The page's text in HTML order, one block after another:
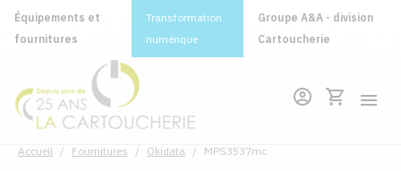
Équipements et
fournitures
Transformation
numérique
Groupe A&A - division
Cartoucherie
Accueil / Fournitures / Okidata / MPS3537mc